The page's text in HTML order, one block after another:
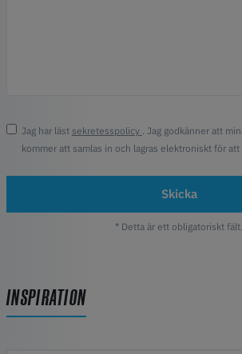
Jag har läst sekretesspolicy . Jag godkänner att
kommer att samlas in och lagras elektroniskt för att
Skicka
* Detta är ett obligatoriskt fält.
INSPIRATION